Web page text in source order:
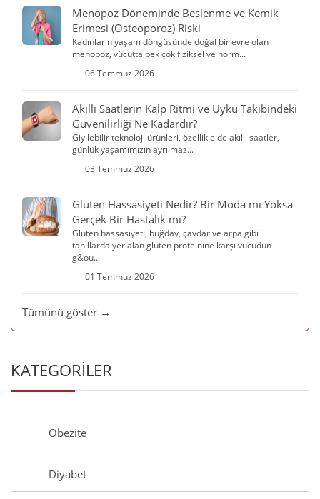
Menopoz Döneminde Beslenme ve Kemik
Erimesi (Osteoporoz) Riski
Kadınların yaşam döngüsünde doğal bir evre olan
menopoz, vücutta pek çok fiziksel ve horm...
06 Temmuz 2026
Akıllı Saatlerin Kalp Ritmi ve Uyku Takibindeki
Güvenilirliği Ne Kadardır?
Giyilebilir teknoloji ürünleri, özellikle de akıllı saatler,
günlük yaşamımızın ayrılmaz...
03 Temmuz 2026
Gluten Hassasiyeti Nedir? Bir Moda mı Yoksa
Gerçek Bir Hastalık mı?
Gluten hassasiyeti, buğday, çavdar ve arpa gibi
tahıllarda yer alan gluten proteinine karşı vücudun
g&ou...
01 Temmuz 2026
Tümünü göster →
KATEGORİLER
Obezite
Diyabet